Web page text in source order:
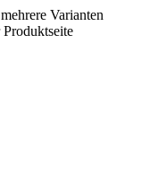
Varianten